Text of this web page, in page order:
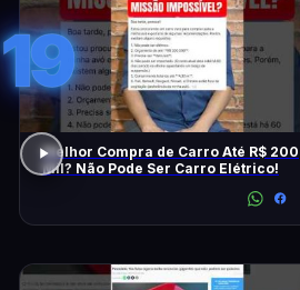
19
Melhor Compra de Carro Até R$ 200
Mil? Não Pode Ser Carro Elétrico!